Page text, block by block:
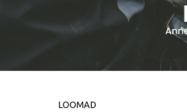
LOOMAD